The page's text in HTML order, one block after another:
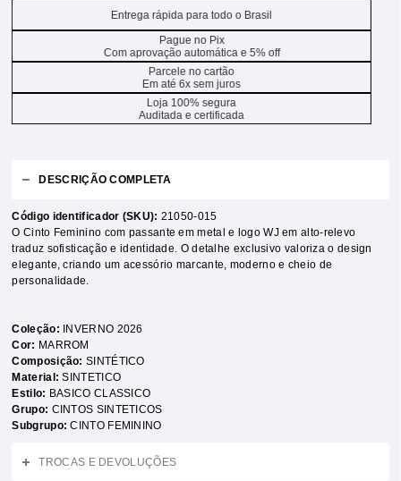
Entrega rápida para todo o Brasil
Pague no Pix
Com aprovação automática e 5% off
Parcele no cartão
Em até 6x sem juros
Loja 100% segura
Auditada e certificada
DESCRIÇÃO COMPLETA
Código identificador (SKU): 21050-015
O Cinto Feminino com passante em metal e logo WJ em alto-relevo
traduz sofisticação e identidade. O detalhe exclusivo valoriza o design
elegante, criando um acessório marcante, moderno e cheio de
personalidade.
Coleção:
INVERNO 2026
Cor: MARROM
Composição:SINTÉTICO
Material:SINTETICO
Estilo: BASICO CLASSICO
Grupo: CINTOS SINTETICOS
Subgrupo:CINTO FEMININO
TROCAS E DEVOLUÇÕES